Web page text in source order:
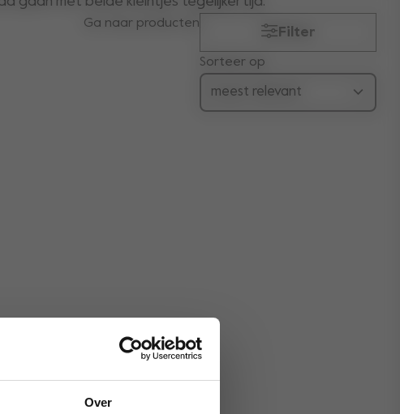
Over
Ga naar producten
Filter
Sorteer op